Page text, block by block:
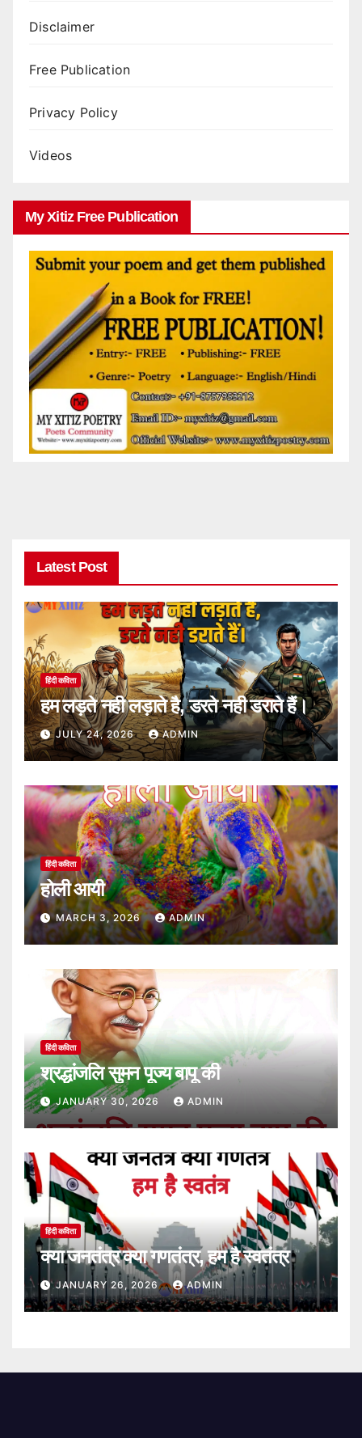
Disclaimer
Free Publication
Privacy Policy
Videos
My Xitiz Free Publication
Latest Post
हिंदी कविता
हम लड़ते नही लड़ाते है, डरते नही डराते हैं।
JULY 24, 2026 ADMIN
हिंदी कविता
होली आयी
MARCH 3, 2026 ADMIN
हिंदी कविता
श्रद्धांजलि सुमन पूज्य बापू की
JANUARY 30, 2026 ADMIN
हिंदी कविता
क्या जनतंत्र क्या गणतंत्र, हम है स्वतंत्र
JANUARY 26, 2026 ADMIN